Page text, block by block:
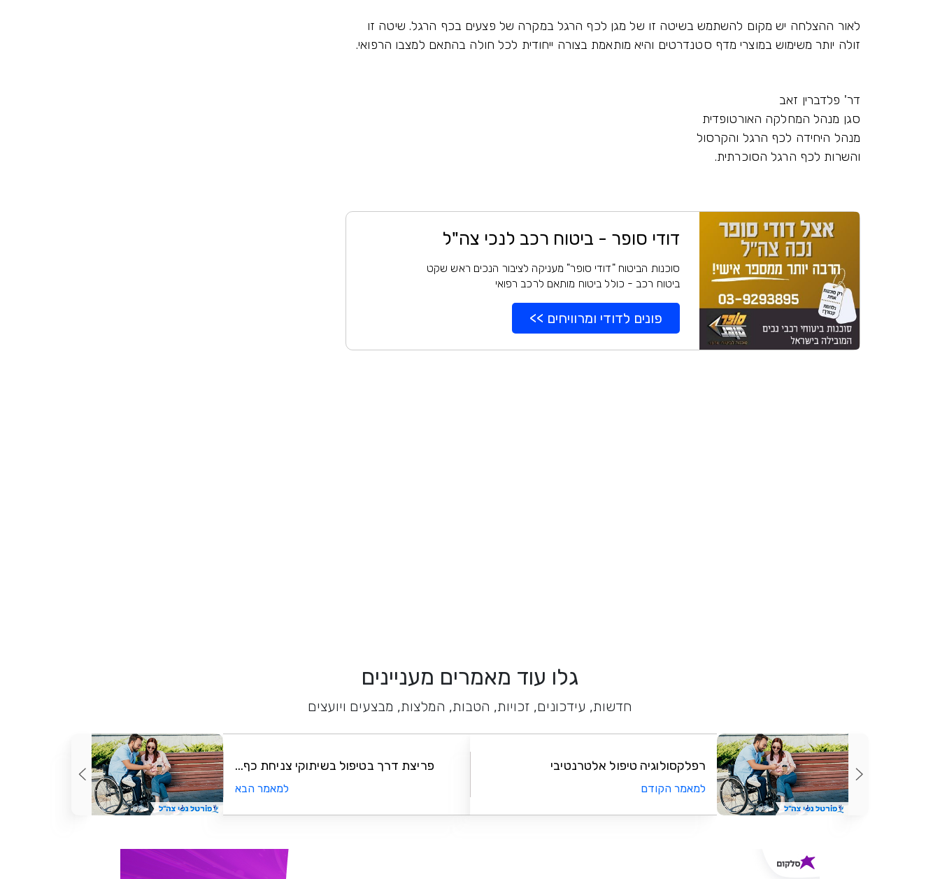
לאור ההצלחה יש מקום להשתמש בשיטה זו של מגן לכף הרגל במקרה של פצעים בכף הרגל. שיטה זו
זולה יותר משימוש במוצרי מדף סטנדרטים והיא מותאמת בצורה ייחודית לכל חולה בהתאם למצבו הרפואי.
דר' פלדברין זאב
סגן מנהל המחלקה האורטופדית
מנהל היחידה לכף הרגל והקרסול
והשרות לכף הרגל הסוכרתית.
דודי סופר - ביטוח רכב לנכי צה"ל
סוכנות הביטוח "דודי סופר" מעניקה לציבור הנכים ראש שקט
ביטוח רכב - כולל ביטוח מותאם לרכב רפואי
פונים לדודי ומרוויחים >>
גלו עוד מאמרים מעניינים
חדשות, עידכונים, זכויות, הטבות, המלצות, מבצעים ויועצים
רפלקסולוגיה טיפול אלטרנטיבי
למאמר הקודם
פריצת דרך בטיפול בשיתוקי צניחת כף...
למאמר הבא